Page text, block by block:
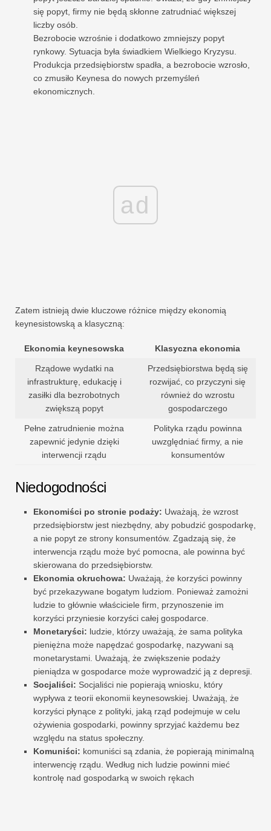
się popyt, firmy nie będą skłonne zatrudniać większej
liczby osób.
Bezrobocie wzrośnie i dodatkowo zmniejszy popyt
rynkowy. Sytuacja była świadkiem Wielkiego Kryzysu.
Produkcja przedsiębiorstw spadła, a bezrobocie wzrosło,
co zmusiło Keynesa do nowych przemyśleń
ekonomicznych.
ad
Zatem istnieją dwie kluczowe różnice między ekonomią
keynesistowską a klasyczną:
Ekonomia keynesowska Klasyczna ekonomia
Rządowe wydatki na
infrastrukturę, edukację i
zasiłki dla bezrobotnych
zwiększą popyt
Przedsiębiorstwa będą się
rozwijać, co przyczyni się
również do wzrostu
gospodarczego
Pełne zatrudnienie można
zapewnić jedynie dzięki
interwencji rządu
Polityka rządu powinna
uwzględniać firmy, a nie
konsumentów
Niedogodności
Ekonomiści po stronie podaży: Uważają, że wzrost
przedsiębiorstw jest niezbędny, aby pobudzić gospodarkę,
a nie popyt ze strony konsumentów. Zgadzają się, że
interwencja rządu może być pomocna, ale powinna być
skierowana do przedsiębiorstw.
Ekonomia okruchowa: Uważają, że korzyści powinny
być przekazywane bogatym ludziom. Ponieważ zamożni
ludzie to głównie właściciele firm, przynoszenie im
korzyści przyniesie korzyści całej gospodarce.
Monetaryści: ludzie, którzy uważają, że sama polityka
pieniężna może napędzać gospodarkę, nazywani są
monetarystami. Uważają, że zwiększenie podaży
pieniądza w gospodarce może wyprowadzić ją z depresji.
Socjaliści: Socjaliści nie popierają wniosku, który
wypływa z teorii ekonomii keynesowskiej. Uważają, że
korzyści płynące z polityki, jaką rząd podejmuje w celu
ożywienia gospodarki, powinny sprzyjać każdemu bez
względu na status społeczny.
Komuniści: komuniści są zdania, że ​​popierają minimalną
interwencję rządu. Według nich ludzie powinni mieć
kontrolę nad gospodarką w swoich rękach